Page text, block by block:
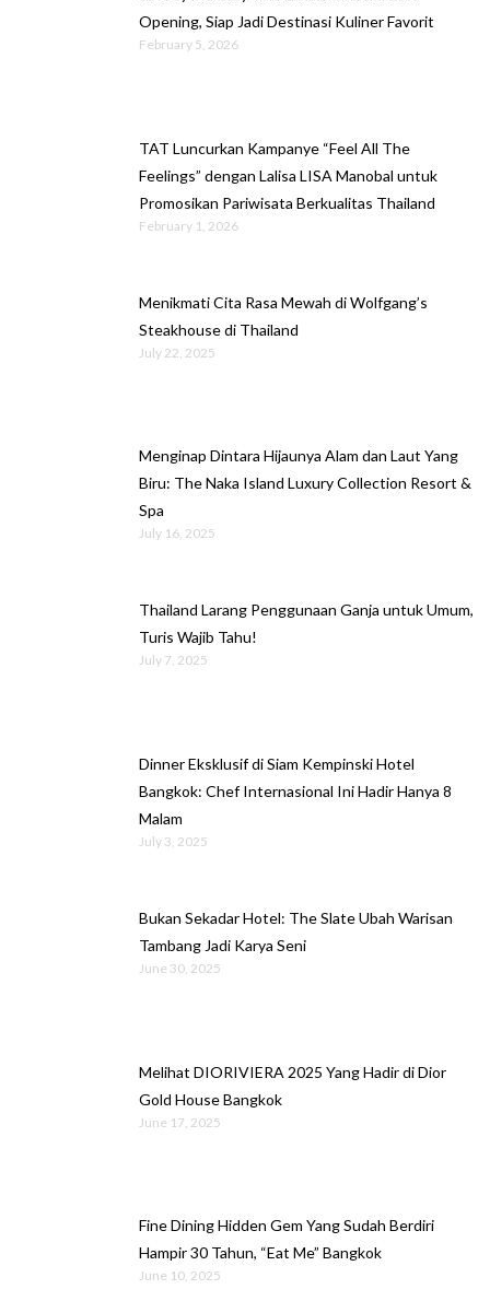
Opening, Siap Jadi Destinasi Kuliner Favorit
February 5, 2026
TAT Luncurkan Kampanye “Feel All The
Feelings” dengan Lalisa LISA Manobal untuk
Promosikan Pariwisata Berkualitas Thailand
February 1, 2026
Menikmati Cita Rasa Mewah di Wolfgang’s
Steakhouse di Thailand
July 22, 2025
Menginap Dintara Hijaunya Alam dan Laut Yang
Biru: The Naka Island Luxury Collection Resort &
Spa
July 16, 2025
Thailand Larang Penggunaan Ganja untuk Umum,
Turis Wajib Tahu!
July 7, 2025
Dinner Eksklusif di Siam Kempinski Hotel
Bangkok: Chef Internasional Ini Hadir Hanya 8
Malam
July 3, 2025
Bukan Sekadar Hotel: The Slate Ubah Warisan
Tambang Jadi Karya Seni
June 30, 2025
Melihat DIORIVIERA 2025 Yang Hadir di Dior
Gold House Bangkok
June 17, 2025
Fine Dining Hidden Gem Yang Sudah Berdiri
Hampir 30 Tahun, “Eat Me” Bangkok
June 10, 2025